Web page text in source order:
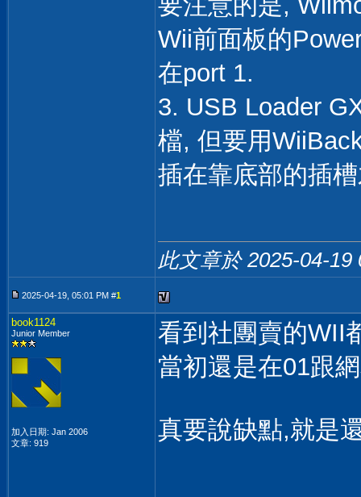
Wii前面板的
在port 1.
3. USB Loader
檔, 但要用
插在靠底部的插
此文章於 2025-04-19
2025-04-19, 05:01 PM #1
book1124
Junior Member
加入日期: Jan 2006
文章: 919
看到社團賣的WII
當初還是在01跟
真要說缺點,就是